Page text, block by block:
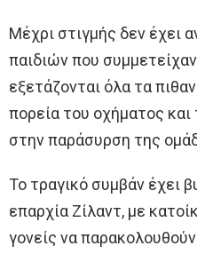
Μέχρι στιγμής δεν έχει
παιδιών που
εξετάζονται όλα τα
πορεία του οχήματος και
στην παράσυρση της
Το τραγικό συμβάν έχει
επαρχία Ζίλαντ, με
γονείς να